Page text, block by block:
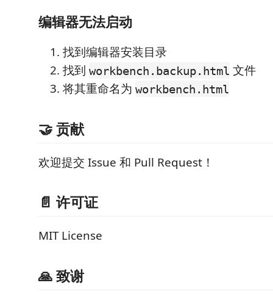
编辑器无法启动
找到编辑器安装目录
找到 workbench.backup.html 文件
将其重命名为 workbench.html
🤝 贡献
欢迎提交 Issue 和 Pull Request！
📄 许可证
MIT License
🙏 致谢